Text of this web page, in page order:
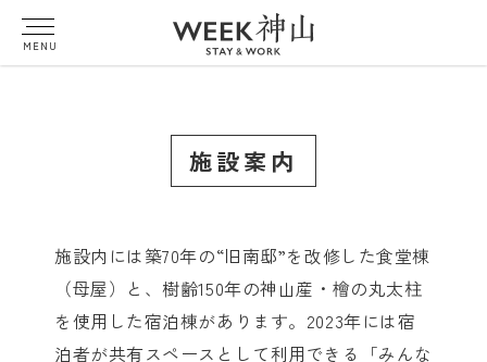
MENU
施設案内
施設内には築70年の“旧南邸”を改修した食堂棟
（母屋）と、樹齢150年の神山産・檜の丸太柱
を使用した宿泊棟があります。2023年には宿
泊者が共有スペースとして利用できる「みんな